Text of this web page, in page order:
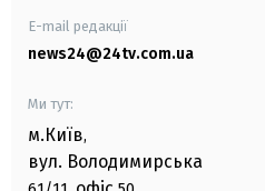
E-mail редакції
news24@24tv.com.ua
Ми тут:
м.Київ,
вул. Володимирська